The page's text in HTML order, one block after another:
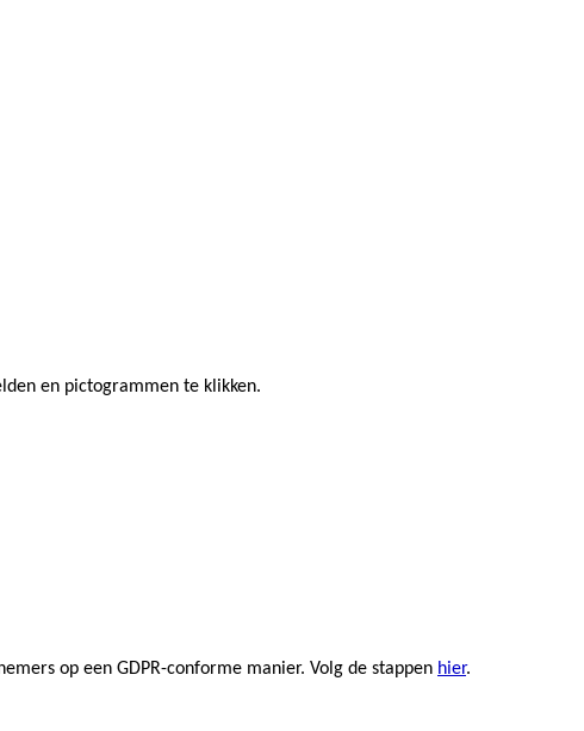
en pictogrammen te klikken.
op een GDPR-conforme manier. Volg de stappen hier.